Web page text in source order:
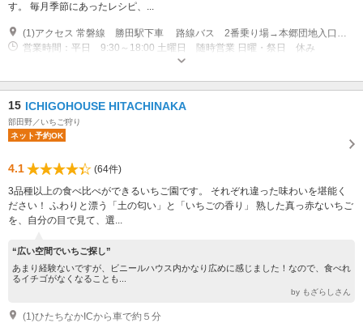
す。 毎月季節にあったレシピ、...
(1)アクセス 常磐線 勝田駅下車 路線バス 2番乗り場→本郷団地入口下車 ＊バスで来られる方はご連絡ください。 自動車でのアクセス 東京・宇津宮方面から 北関東自動車道～ひたちなか有料道路 ひたちなかICから10分です。
営業時間：平日 9:30～18:00 土曜日 随時営業 日曜・祭日 休み
15 ICHIGOHOUSE HITACHINAKA
部田野／いちご狩り
ネット予約OK
4.1
(64件)
3品種以上の食べ比べができるいちご園です。 それぞれ違った味わいを堪能く
ださい！ ふわりと漂う「土の匂い」と「いちごの香り」 熟した真っ赤ないちご
を、自分の目で見て、選...
“広い空間でいちご探し”
あまり経験ないですが、ビニールハウス内かなり広めに感じました！なので、食べれ
るイチゴがなくなることも...
by もざらしさん
(1)ひたちなかICから車で約５分